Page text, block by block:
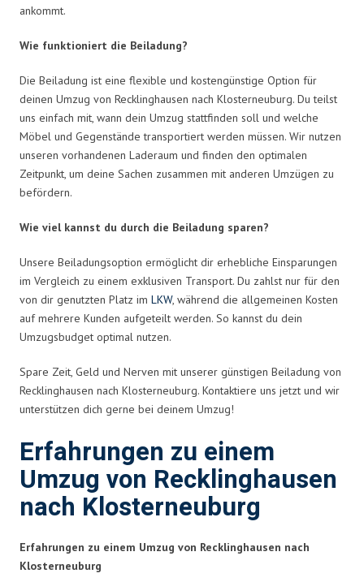
ankommt.
Wie funktioniert die Beiladung?
Die Beiladung ist eine flexible und kostengünstige Option für
deinen Umzug von Recklinghausen nach Klosterneuburg. Du teilst
uns einfach mit, wann dein Umzug stattfinden soll und welche
Möbel und Gegenstände transportiert werden müssen. Wir nutzen
unseren vorhandenen Laderaum und finden den optimalen
Zeitpunkt, um deine Sachen zusammen mit anderen Umzügen zu
befördern.
Wie viel kannst du durch die Beiladung sparen?
Unsere Beiladungsoption ermöglicht dir erhebliche Einsparungen
im Vergleich zu einem exklusiven Transport. Du zahlst nur für den
von dir genutzten Platz im LKW, während die allgemeinen Kosten
auf mehrere Kunden aufgeteilt werden. So kannst du dein
Umzugsbudget optimal nutzen.
Spare Zeit, Geld und Nerven mit unserer günstigen Beiladung von
Recklinghausen nach Klosterneuburg. Kontaktiere uns jetzt und wir
unterstützen dich gerne bei deinem Umzug!
Erfahrungen zu einem
Umzug von Recklinghausen
nach Klosterneuburg
Erfahrungen zu einem Umzug von Recklinghausen nach
Klosterneuburg